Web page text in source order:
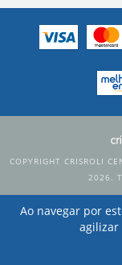
Ao navegar por
agilizar
COPYRIGHT CRISROLI
2026.